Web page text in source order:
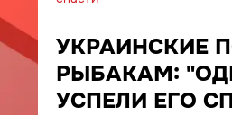
УКРАИНСКИЕ
РЫБАКАМ:
УСПЕЛИ ЕГО